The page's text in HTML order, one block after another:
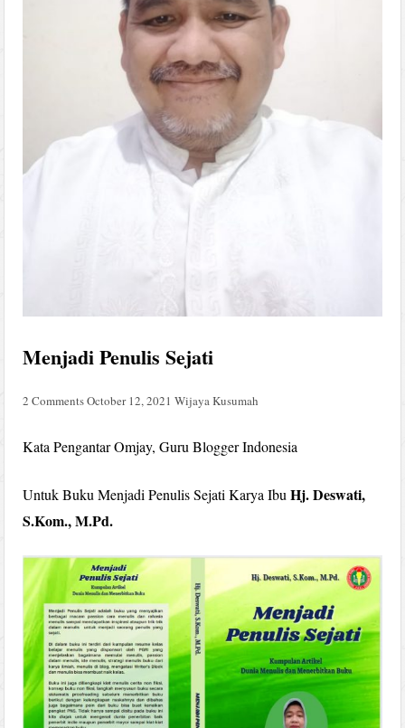
Menjadi Penulis Sejati
2 CommentsOctober 12, 2021 Wijaya Kusumah
Kata Pengantar Omjay, Guru Blogger Indonesia
Untuk Buku Menjadi Penulis Sejati Karya IbuHj. Deswati,
S.Kom., M.Pd.